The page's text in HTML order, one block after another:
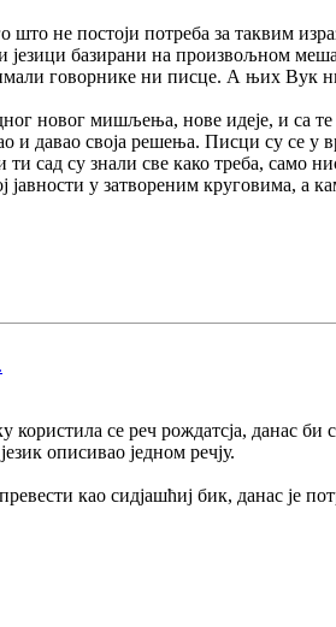
што не постоји потреба за таквим
базирани на произвољном
говорнике ни писце. А њих Вук
новог мишљења, нове идеје, и са
и давао своја решења. Писци су се у
сад су знали све како треба,
јавности у затвореним круговима, а
користила се реч рождатсја, данас
описивао једном речју.
као сидјашћиј бик, данас је